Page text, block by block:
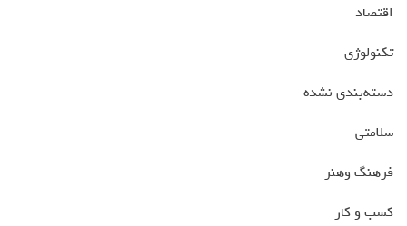
اقتصاد
تکنولوژی
دسته‌بندی نشده
سلامتی
فرهنگ وهنر
کسب و کار